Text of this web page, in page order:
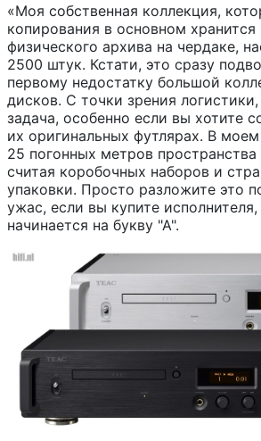
«Моя собственная коллекция,
копирования в основном хранится
физического архива на чердаке,
2500 штук. Кстати, это сразу
первому недостатку большой
дисков. С точки зрения
задача, особенно если вы хотите
их оригинальных футлярах. В
25 погонных метров пространства
считая коробочных наборов и
упаковки. Просто разложите это
ужас, если вы купите
начинается на букву "А".